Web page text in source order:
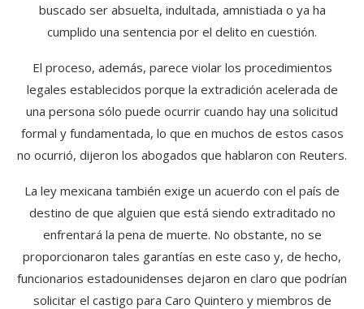
buscado ser absuelta, indultada, amnistiada o ya ha
cumplido una sentencia por el delito en cuestión.
El proceso, además, parece violar los procedimientos
legales establecidos porque la extradición acelerada de
una persona sólo puede ocurrir cuando hay una solicitud
formal y fundamentada, lo que en muchos de estos casos
no ocurrió, dijeron los abogados que hablaron con Reuters.
La ley mexicana también exige un acuerdo con el país de
destino de que alguien que está siendo extraditado no
enfrentará la pena de muerte. No obstante, no se
proporcionaron tales garantías en este caso y, de hecho,
funcionarios estadounidenses dejaron en claro que podrían
solicitar el castigo para Caro Quintero y miembros de